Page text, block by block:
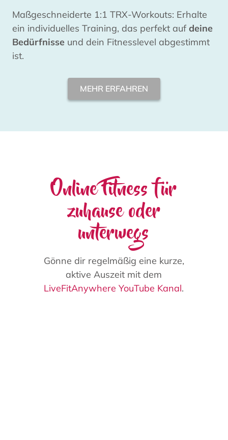
Maßgeschneiderte 1:1 TRX-Workouts: Erhalte
ein individuelles Training, das perfekt aufdeine
Bedürfnisse und dein Fitnesslevel abgestimmt
ist.
MEHR ERFAHREN
Online Fitness für
zuhause oder
unterwegs
Gönne dir regelmäßig eine kurze,
aktive Auszeit mit dem
LiveFitAnywhere YouTube Kanal.